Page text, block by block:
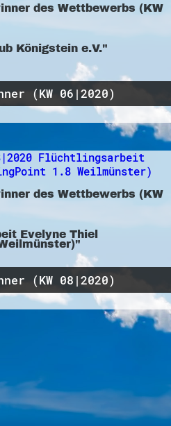
des Wettbewerbs (KW
Königstein e.V."
(KW 06|2020)
des Wettbewerbs (KW
Evelyne Thiel
(KW 08|2020)